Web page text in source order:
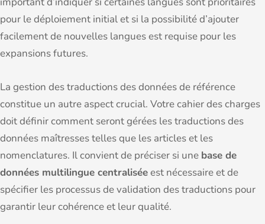
pour le déploiement initial et si la possibilité d’ajouter
facilement de nouvelles langues est requise pour les
expansions futures.
La gestion des traductions des données de référence
constitue un autre aspect crucial. Votre cahier des charges
doit définir comment seront gérées les traductions des
données maîtresses telles que les articles et les
nomenclatures. Il convient de préciser si une base de
données multilingue centraliséeest nécessaire et de
spécifier les processus de validation des traductions pour
garantir leur cohérence et leur qualité.